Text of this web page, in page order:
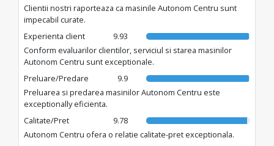
Clientii nostri raporteaza ca masinile Autonom Centru sunt
impecabil curate.
Experienta client
9.93
Conform evaluarilor clientilor, serviciul si starea masinilor
Autonom Centru sunt exceptionale.
Preluare/Predare
9.9
Preluarea si predarea masinilor Autonom Centru este
exceptionally eficienta.
Calitate/Pret
9.78
Autonom Centru ofera o relatie calitate-pret exceptionala.